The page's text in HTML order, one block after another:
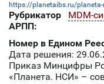
https://planetaibs.ru/
Рубрикатор
АРПП:
MDM-
Номер в Едином
Дата решения:
Приказ Минцифры
«Планета. НСИ» –